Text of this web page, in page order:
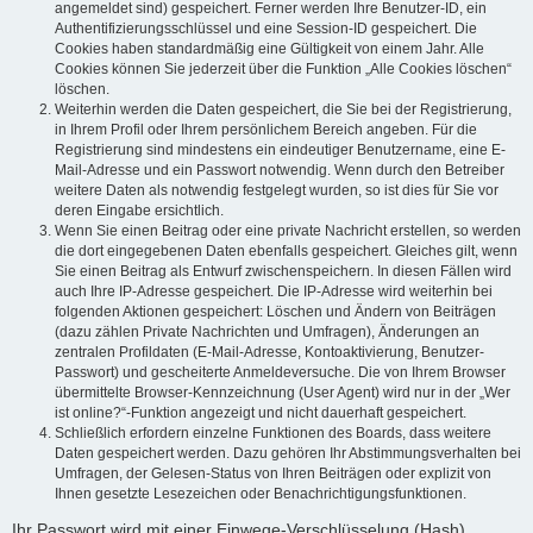
angemeldet sind) gespeichert. Ferner werden Ihre Benutzer-ID, ein
Authentifizierungsschlüssel und eine Session-ID gespeichert. Die
Cookies haben standardmäßig eine Gültigkeit von einem Jahr. Alle
Cookies können Sie jederzeit über die Funktion „Alle Cookies löschen“
löschen.
Weiterhin werden die Daten gespeichert, die Sie bei der Registrierung,
in Ihrem Profil oder Ihrem persönlichem Bereich angeben. Für die
Registrierung sind mindestens ein eindeutiger Benutzername, eine E-
Mail-Adresse und ein Passwort notwendig. Wenn durch den Betreiber
weitere Daten als notwendig festgelegt wurden, so ist dies für Sie vor
deren Eingabe ersichtlich.
Wenn Sie einen Beitrag oder eine private Nachricht erstellen, so werden
die dort eingegebenen Daten ebenfalls gespeichert. Gleiches gilt, wenn
Sie einen Beitrag als Entwurf zwischenspeichern. In diesen Fällen wird
auch Ihre IP-Adresse gespeichert. Die IP-Adresse wird weiterhin bei
folgenden Aktionen gespeichert: Löschen und Ändern von Beiträgen
(dazu zählen Private Nachrichten und Umfragen), Änderungen an
zentralen Profildaten (E-Mail-Adresse, Kontoaktivierung, Benutzer-
Passwort) und gescheiterte Anmeldeversuche. Die von Ihrem Browser
übermittelte Browser-Kennzeichnung (User Agent) wird nur in der „Wer
ist online?“-Funktion angezeigt und nicht dauerhaft gespeichert.
Schließlich erfordern einzelne Funktionen des Boards, dass weitere
Daten gespeichert werden. Dazu gehören Ihr Abstimmungsverhalten bei
Umfragen, der Gelesen-Status von Ihren Beiträgen oder explizit von
Ihnen gesetzte Lesezeichen oder Benachrichtigungsfunktionen.